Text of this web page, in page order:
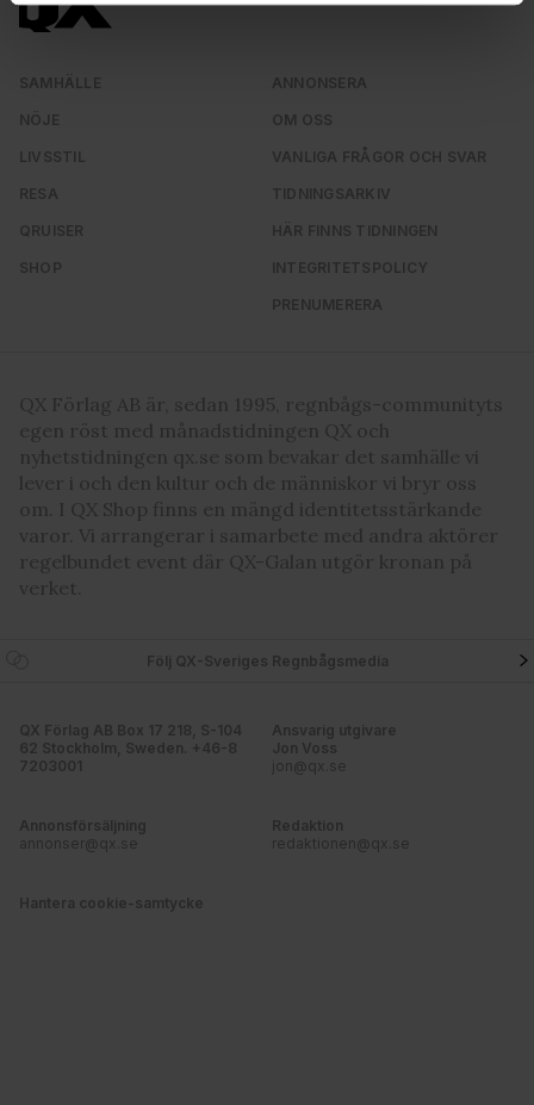
och annonserna till användarna, tillhandahålla funktioner
för sociala medier och analysera vår trafik. Vi
vidarebefordrar även sådana identifierare och annan
annons- och analysföretag som vi samarbetar med.
Dessa kan i sin tur kombinera informationen med annan
våra cookies vid fortsatt användande av vår webbplats.
SAMHÄLLE
NÖJE
LIVSSTIL
RESA
QRUISER
SHOP
ANNONSERA
OM OSS
VANLIGA FRÅGOR OCH SVAR
TIDNINGSARKIV
HÄR FINNS TIDNINGEN
INTEGRITETSPOLICY
PRENUMERERA
QX Förlag AB är, sedan 1995, regnbågs-communityts
egen röst med månadstidningen QX och
nyhetstidningen qx.se som bevakar det samhälle vi
lever i och den kultur och de människor vi bryr oss
om. I QX Shop finns en mängd identitetsstärkande
varor. Vi arrangerar i samarbete med andra aktörer
regelbundet event där QX-Galan utgör kronan på
verket.
Följ QX-Sveriges Regnbågsmedia
QX Förlag AB Box 17 218, S-104
62 Stockholm, Sweden. +46-8
7203001
Ansvarig utgivare
Jon Voss
jon@qx.se
Annonsförsäljning
annonser@qx.se
Redaktion
redaktionen@qx.se
Hantera cookie-samtycke